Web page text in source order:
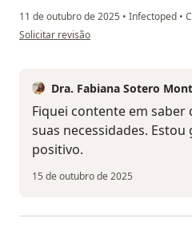
11 de outubro de 2025 • Infectoped •
na opinião do utilizador Claudia Pereira
Solicitar revisão
Dra. Fabiana Sotero
Fiquei contente em
suas necessidades.
positivo.
15 de outubro de 2025